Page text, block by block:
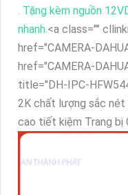
. Tặng kèm nguồn
nhanh.<a class=""
href="CAMERA-
href="CAMERA-
title="DH-IPC-
2K chất lượng sắc
cao tiết kiệm Trang bị